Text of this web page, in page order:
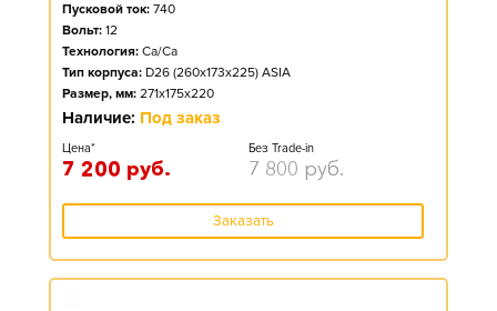
Пусковой ток: 740
Вольт: 12
Технология: Ca/Ca
Тип корпуса: D26 (260x173x225) ASIA
Размер, мм: 271x175x220
Наличие: Под заказ
Цена*
7 200 руб.
Без Trade-in
7 800 руб.
Заказать